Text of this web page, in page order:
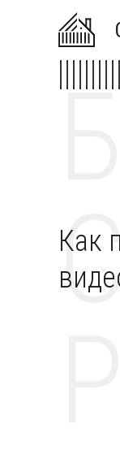
Как